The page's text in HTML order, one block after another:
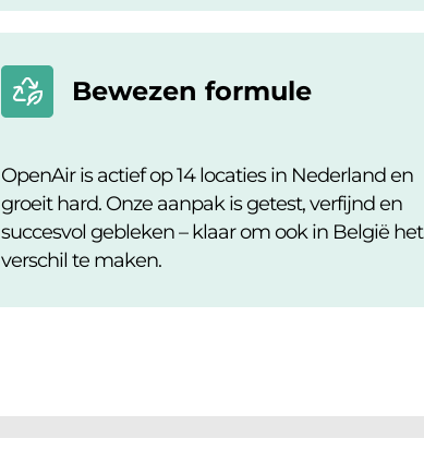
Bewezen formule
OpenAir is actief op 14 locaties in Nederland en
groeit hard. Onze aanpak is getest, verfijnd en
succesvol gebleken– klaar om ook in België het
verschil te maken.